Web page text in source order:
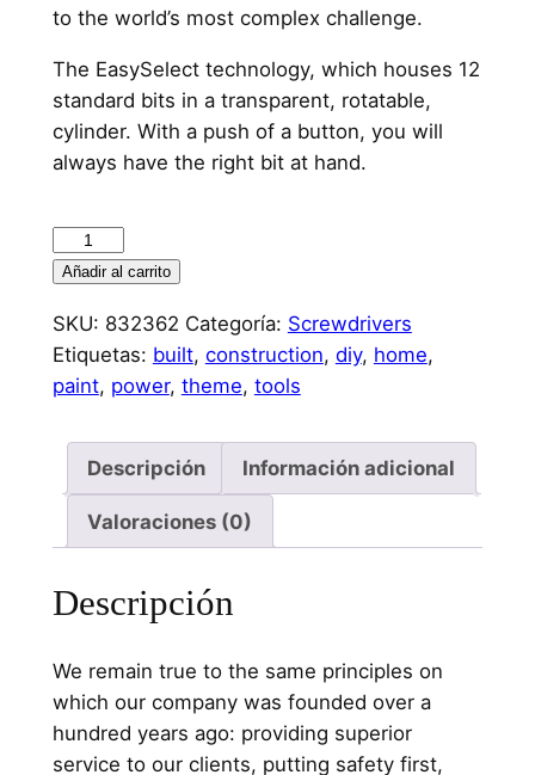
to the world’s most complex challenge.
The EasySelect technology, which houses 12
standard bits in a transparent, rotatable,
cylinder. With a push of a button, you will
always have the right bit at hand.
Añadir al carrito
SKU: 832362 Categoría: Screwdrivers
Etiquetas: built, construction, diy, home,
paint, power, theme, tools
Descripción Información adicional
Valoraciones (0)
Descripción
We remain true to the same principles on
which our company was founded over a
hundred years ago: providing superior
service to our clients, putting safety first,